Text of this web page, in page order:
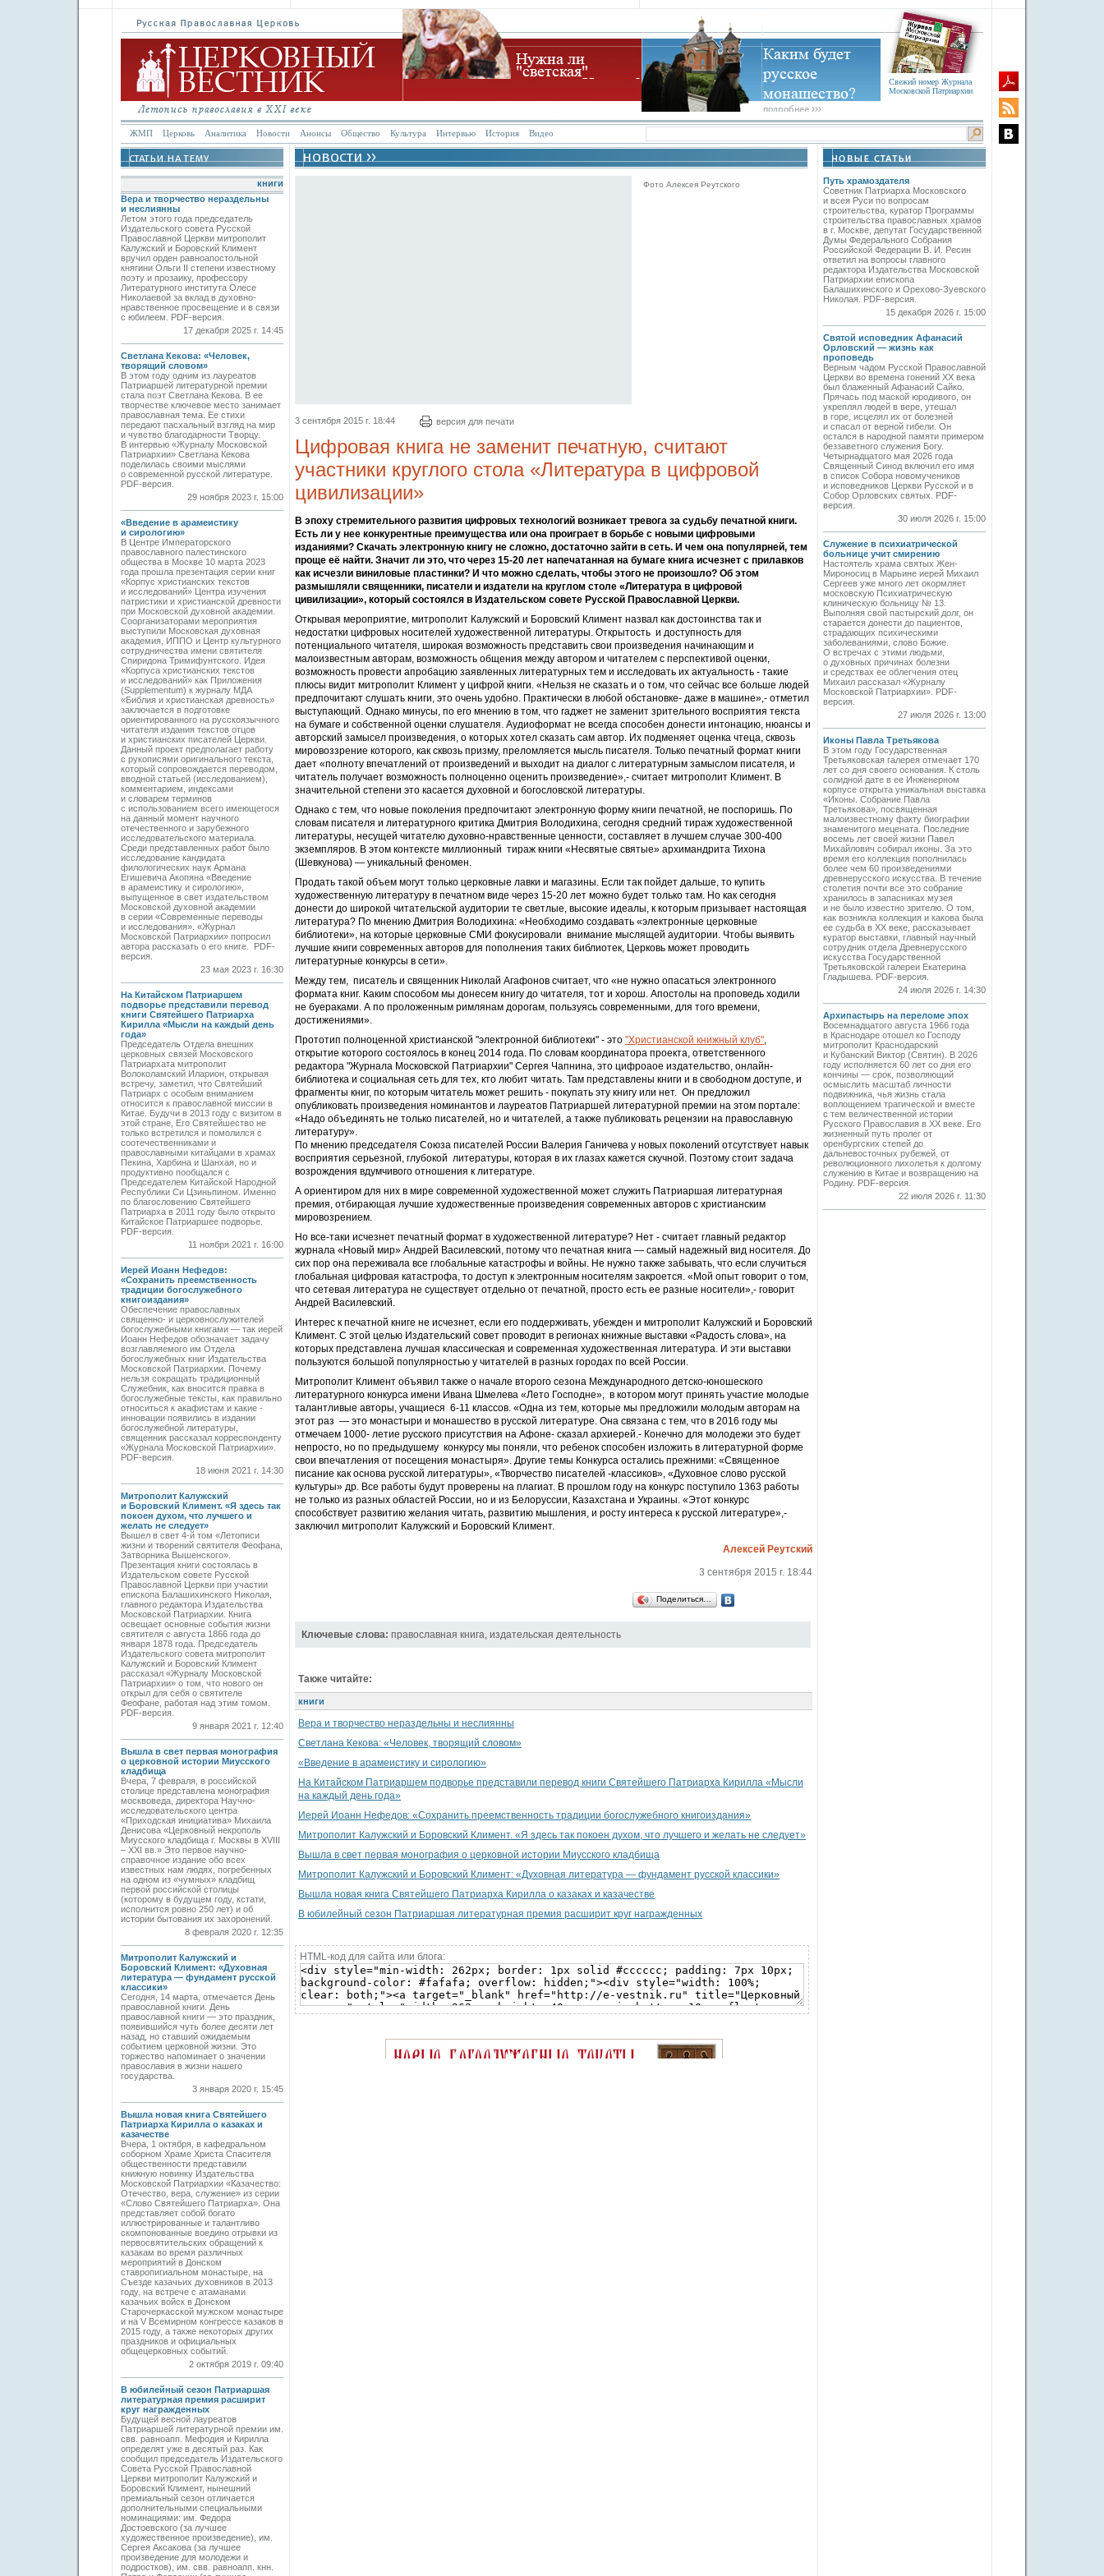
Свежий номер Журнала
Московской Патриархии
ЖМП Церковь Аналитика Новости Анонсы Общество Культура Интервью История Видео
книги
Вера и творчество нераздельны
и неслиянны
Летом этого года председатель
Издательского совета Русской
Православной Церкви митрополит
Калужский и Боровский Климент
вручил орден равноапостольной
княгини Ольги II степени известному
поэту и прозаику, профессору
Литературного института Олесе
Николаевой за вклад в духовно-
нравственное просвещение и в связи
с юбилеем. PDF-версия.
17 декабря 2025 г. 14:45
Светлана Кекова: «Человек,
творящий словом»
В этом году одним из лауреатов
Патриаршей литературной премии
стала поэт Светлана Кекова. В ее
творчестве ключевое место занимает
православная тема. Ее стихи
передают пасхальный взгляд на мир
и чувство благодарности Творцу.
В интервью «Журналу Московской
Патриархии» Светлана Кекова
поделилась своими мыслями
о современной русской литературе.
PDF-версия.
29 ноября 2023 г. 15:00
«Введение в арамеистику
и сирологию»
В Центре Императорского
православного палестинского
общества в Москве 10 марта 2023
года прошла презентация серии книг
«Корпус христианских текстов
и исследований» Центра изучения
патристики и христианской древности
при Московской духовной академии.
Соорганизаторами мероприятия
выступили Московская духовная
академия, ИППО и Центр культурного
сотрудничества имени святителя
Спиридона Тримифунтского. Идея
«Корпуса христианских текстов
и исследований» как Приложения
(Supplementum) к журналу МДА
«Библия и христианская древность»
заключается в подготовке
ориентированного на русскоязычного
читателя издания текстов отцов
и христианских писателей Церкви.
Данный проект предполагает работу
с рукописями оригинального текста,
который сопровождается переводом,
вводной статьей (исследованием),
комментарием, индексами
и словарем терминов
с использованием всего имеющегося
на данный момент научного
отечественного и зарубежного
исследовательского материала.
Среди представленных работ было
исследование кандидата
филологических наук Армана
Егишевича Акопяна «Введение
в арамеистику и сирологию»,
выпущенное в свет издательством
Московской духовной академии
в серии «Современные переводы
и исследования». «Журнал
Московской Патриархии» попросил
автора рассказать о его книге. PDF-
версия.
23 мая 2023 г. 16:30
На Китайском Патриаршем
подворье представили перевод
книги Святейшего Патриарха
Кирилла «Мысли на каждый день
года»
Председатель Отдела внешних
церковных связей Московского
Патриархата митрополит
Волоколамский Иларион, открывая
встречу, заметил, что Святейший
Патриарх с особым вниманием
относится к православной миссии в
Китае. Будучи в 2013 году с визитом в
этой стране, Его Святейшество не
только встретился и помолился с
соотечественниками и
православными китайцами в храмах
Пекина, Харбина и Шанхая, но и
продуктивно пообщался с
Председателем Китайской Народной
Республики Си Цзиньпином. Именно
по благословению Святейшего
Патриарха в 2011 году было открыто
Китайское Патриаршее подворье.
PDF-версия.
11 ноября 2021 г. 16:00
Иерей Иоанн Нефедов:
«Сохранить преемственность
традиции богослужебного
книгоиздания»
Обеспечение православных
священно- и церковнослужителей
богослужебными книгами — так иерей
Иоанн Нефедов обозначает задачу
возглавляемого им Отдела
богослужебных книг Издательства
Московской Патриархии. Почему
нельзя сокращать традиционный
Служебник, как вносится правка в
богослужебные тексты, как правильно
относиться к акафистам и какие ­
инновации появились в издании
богослужебной литературы,
священник рассказал корреспонденту
«Журнала Московской Патриархии».
PDF-версия.
18 июня 2021 г. 14:30
Митрополит Калужский
и Боровский Климент. «Я здесь так
покоен духом, что лучшего и
желать не следует»
Вышел в свет 4-й том «Летописи
жизни и творений святителя Феофана,
Затворника Вышенского».
Презентация книги состоялась в
Издательском совете Русской
Православной Церкви при участии
епископа Балашихинского Николая,
главного редактора Издательства
Московской Патриархии. Книга
освещает основные события жизни
святителя с августа 1866 года до
января 1878 года. Председатель
Издательского совета митрополит
Калужский и Боровский Климент
рассказал «Журналу Московской
Патриархии» о том, что нового он
открыл для себя о святителе
Феофане, работая над этим томом.
PDF-версия.
9 января 2021 г. 12:40
Вышла в свет первая монография
о церковной истории Миусского
кладбища
Вчера, 7 февраля, в российской
столице представлена монография
москвоведа, директора Научно-
исследовательского центра
«Приходская инициатива» Михаила
Денисова «Церковный некрополь
Миусского кладбища г. Москвы в XVIII
– XXI вв.» Это первое научно-
справочное издание обо всех
известных нам людях, погребенных
на одном из «чумных» кладбищ
первой российской столицы
(которому в будущем году, кстати,
исполнится ровно 250 лет) и об
истории бытования их захоронений.
8 февраля 2020 г. 12:35
Митрополит Калужский и
Боровский Климент: «Духовная
литература — фундамент русской
классики»
Сегодня, 14 марта, отмечается День
православной книги. День
православной книги — это праздник,
появившийся чуть более десяти лет
назад, но ставший ожидаемым
событием церковной жизни. Это
торжество напоминает о значении
православия в жизни нашего
государства.
3 января 2020 г. 15:45
Вышла новая книга Святейшего
Патриарха Кирилла о казаках и
казачестве
Вчера, 1 октября, в кафедральном
соборном Храме Христа Спасителя
общественности представили
книжную новинку Издательства
Московской Патриархии «Казачество:
Отечество, вера, служение» из серии
«Слово Святейшего Патриарха». Она
представляет собой богато
иллюстрированные и талантливо
скомпонованные воедино отрывки из
первосвятительских обращений к
казакам во время различных
мероприятий в Донском
ставропигиальном монастыре, на
Съезде казачьих духовников в 2013
году, на встрече с атаманами
казачьих войск в Донском
Старочеркасской мужском монастыре
и на V Всемирном конгрессе казаков в
2015 году, а также некоторых других
праздников и официальных
общецерковных событий.
2 октября 2019 г. 09:40
В юбилейный сезон Патриаршая
литературная премия расширит
круг награжденных
Будущей весной лауреатов
Патриаршей литературной премии им.
свв. равноапп. Мефодия и Кирилла
определят уже в десятый раз. Как
сообщил председатель Издательского
Совета Русской Православной
Церкви митрополит Калужский и
Боровский Климент, нынешний
премиальный сезон отличается
дополнительными специальными
номинациями: им. Федора
Достоевского (за лучшее
художественное произведение), им.
Сергея Аксакова (за лучшее
произведение для молодежи и
подростков), им. свв. равноапп. кнн.
Фото Алексея Реутского
3 сентября 2015 г. 18:44 версия для печати
Цифровая книга не заменит печатную, считают
участники круглого стола «Литература в цифровой
цивилизации»
В эпоху стремительного развития цифровых технологий возникает тревога за судьбу печатной книги.
Есть ли у нее конкурентные преимущества или она проиграет в борьбе с новыми цифровыми
изданиями? Скачать электронную книгу не сложно, достаточно зайти в сеть. И чем она популярней, тем
проще её найти. Значит ли это, что через 15-20 лет напечатанная на бумаге книга исчезнет с прилавков
как исчезли виниловые пластинки? И что можно сделать, чтобы этого не произошло? Об этом
размышляли священники, писатели и издатели на круглом столе «Литература в цифровой
цивилизации», который состоялся в Издательском совете Русской Православной Церкви.
Открывая мероприятие, митрополит Калужский и Боровский Климент назвал как достоинства так и
недостатки цифровых носителей художественной литературы. Открытость и доступность для
потенциального читателя, широкая возможность представить свои произведения начинающим и
малоизвестным авторам, возможность общения между автором и читателем с перспективой оценки,
возможность провести апробацию заявленных литературных тем и исследовать их актуальность - такие
плюсы видит митрополит Климент у цифрой книги. «Нельзя не сказать и о том, что сейчас все больше людей
предпочитают слушать книги, это очень удобно. Практически в любой обстановке- даже в машине»,- отметил
выступающий. Однако минусы, по его мнению в том, что гаджет не заменит зрительного восприятия текста
на бумаге и собственной оценки слушателя. Аудиоформат не всегда способен донести интонацию, нюансы и
авторский замысел произведения, о которых хотел сказать сам автор. Их подменяет оценка чтеца, сквозь
мировоззрение которого, как сквозь призму, преломляется мысль писателя. Только печатный формат книги
дает «полноту впечатлений от произведений и выходит на диалог с литературным замыслом писателя, и
читатель получает возможность полноценно оценить произведение»,- считает митрополит Климент. В
значительной степени это касается духовной и богословской литературы.
Однако с тем, что новые поколения предпочитают электронную форму книги печатной, не поспоришь. По
словам писателя и литературного критика Дмитрия Володихина, сегодня средний тираж художественной
литературы, несущей читателю духовно-нравственные ценности, составляет в лучшем случае 300-400
экземпляров. В этом контексте миллионный тираж книги «Несвятые святые» архимандрита Тихона
(Шевкунова) — уникальный феномен.
Продать такой объем могут только церковные лавки и магазины. Если так пойдет дальше, то купить
художественную литературу в печатном виде через 15-20 лет можно будет только там. Но как сегодня
донести до широкой читательской аудитории те светлые, высокие идеалы, к которым призывает настоящая
литература? По мнению Дмитрия Володихина: «Необходимо создавать «электронные церковные
библиотеки», на которые церковные СМИ фокусировали внимание мыслящей аудитории. Чтобы выявить
лучшие книги современных авторов для пополнения таких библиотек, Церковь может проводить
литературные конкурсы в сети».
Между тем, писатель и священник Николай Агафонов считает, что «не нужно опасаться электронного
формата книг. Каким способом мы донесем книгу до читателя, тот и хорош. Апостолы на проповедь ходили
не буераками. А по проложенным римлянам дорогам, пользуясь современными, для того времени,
достижениями».
Прототип полноценной христианской "электронной библиотеки" - это "Христианской книжный клуб",
открытие которого состоялось в конец 2014 года. По словам координатора проекта, ответственного
редактора "Журнала Московской Патриархии" Сергея Чапнина, это цифроаое издательство, онлайн-
библиотека и социальная сеть для тех, кто любит читать. Там представлены книги и в свободном доступе, и
фрагменты книг, по которым читатель может решить - покупать эту книгу или нет. Он предложил
опубликовать произведения номинантов и лауреатов Патриаршей литературной премии на этом портале:
«Надо объединять не только писателей, но и читателей, а также публиковать рецензии на православную
литературу».
По мнению председателя Союза писателей России Валерия Ганичева у новых поколений отсутствует навык
восприятия серьезной, глубокой литературы, которая в их глазах кажется скучной. Поэтому стоит задача
возрождения вдумчивого отношения к литературе.
А ориентиром для них в мире современной художественной может служить Патриаршая литературная
премия, отбирающая лучшие художественные произведения современных авторов с христианским
мировозрением.
Но все-таки исчезнет печатный формат в художественной литературе? Нет - считает главный редактор
журнала «Новый мир» Андрей Василевский, потому что печатная книга — самый надежный вид носителя. До
сих пор она переживала все глобальные катастрофы и войны. Не нужно также забывать, что если случиться
глобальная цифровая катастрофа, то доступ к электронным носителям закроется. «Мой опыт говорит о том,
что сетевая литература не существует отдельно от печатной, просто есть ее разные носители»,- говорит
Андрей Василевский.
Интерес к печатной книге не исчезнет, если его поддерживать, убежден и митрополит Калужский и Боровский
Климент. С этой целью Издательский совет проводит в регионах книжные выставки «Радость слова», на
которых представлена лучшая классическая и современная художественная литература. И эти выставки
пользуются большой популярностью у читателей в разных городах по всей России.
Митрополит Климент объявил также о начале второго сезона Международного детско-юношеского
литературного конкурса имени Ивана Шмелева «Лето Господне», в котором могут принять участие молодые
талантливые авторы, учащиеся 6-11 классов. «Одна из тем, которые мы предложили молодым авторам на
этот раз — это монастыри и монашество в русской литературе. Она связана с тем, что в 2016 году мы
отмечаем 1000- летие русского присутствия на Афоне- сказал архиерей.- Конечно для молодежи это будет
непросто, но по предыдушему конкурсу мы поняли, что ребенок способен изложить в литературной форме
свои впечатления от посещения монастыря». Другие темы Конкурса остались прежними: «Священное
писание как основа русской литературы», «Творчество писателей -классиков», «Духовное слово русской
культуры» др. Все работы будут проверены на плагиат. В прошлом году на конкурс поступило 1363 работы
не только из разных областей России, но и из Белоруссии, Казахстана и Украины. «Этот конкурс
способствует развитию желания читать, развитию мышления, и росту интереса к русской литературе»,-
заключил митрополит Калужский и Боровский Климент.
Алексей Реутский
3 сентября 2015 г. 18:44
Поделиться…
Ключевые слова: православная книга, издательская деятельность
Также читайте:
книги
Вера и творчество нераздельны и неслиянны
Светлана Кекова: «Человек, творящий словом»
«Введение в арамеистику и сирологию»
На Китайском Патриаршем подворье представили перевод книги Святейшего Патриарха Кирилла «Мысли
на каждый день года»
Иерей Иоанн Нефедов: «Сохранить преемственность традиции богослужебного книгоиздания»
Митрополит Калужский и Боровский Климент. «Я здесь так покоен духом, что лучшего и желать не следует»
Вышла в свет первая монография о церковной истории Миусского кладбища
Митрополит Калужский и Боровский Климент: «Духовная литература — фундамент русской классики»
Вышла новая книга Святейшего Патриарха Кирилла о казаках и казачестве
В юбилейный сезон Патриаршая литературная премия расширит круг награжденных
HTML-код для сайта или блога:
Путь храмоздателя
Советник Патриарха Московского
и всея Руси по вопросам
строительства, куратор Программы
строительства православных храмов
в г. Москве, депутат Государственной
Думы Федерального Собрания
Российской Федерации В. И. Ресин
ответил на вопросы главного
редактора Издательства Московской
Патриархии епископа
Балашихинского и Орехово-Зуевского
Николая. PDF-версия.
15 декабря 2026 г. 15:00
Святой исповедник Афанасий
Орловский — жизнь как
проповедь
Верным чадом Русской Православной
Церкви во времена гонений XX века
был блаженный Афанасий Сайко.
Прячась под маской юродивого, он
укреплял людей в вере, утешал
в горе, исцелял их от болезней
и спасал от верной гибели. Он
остался в народной памяти примером
беззаветного служения Богу.
Четырнадцатого мая 2026 года
Священный Синод включил его имя
в список Собора новомучеников
и исповедников Церкви Русской и в
Собор Орловских святых. PDF-
версия.
30 июля 2026 г. 15:00
Служение в психиатрической
больнице учит смирению
Настоятель храма святых Жен-
Мироносиц в Марьине иерей Михаил
Сергеев уже много лет окормляет
московскую Психиатрическую
клиническую больницу № 13.
Выполняя свой пастырский долг, он
старается донести до пациентов,
страдающих психическими
заболеваниями, слово Божие.
О встречах с этими людьми,
о духовных причинах болезни
и средствах ее облегчения отец
Михаил рассказал «Журналу
Московской Патриархии». PDF-
версия.
27 июля 2026 г. 13:00
Иконы Павла Третьякова
В этом году Государственная
Третьяковская галерея отмечает 170
лет со дня своего основания. К столь
солидной дате в ее Инженерном
корпусе открыта уникальная выставка
«Иконы. Собрание Павла
Третьякова», посвященная
малоизвестному факту биографии
знаменитого мецената. Последние
восемь лет своей жизни Павел
Михайлович собирал иконы. За это
время его коллекция пополнилась
более чем 60 произведениями
древнерусского искусства. В течение
столетия почти все это собрание
хранилось в запасниках музея
и не было известно зрителю. О том,
как возникла коллекция и какова была
ее судьба в ХХ веке, рассказывает
куратор выставки, главный научный
сотрудник отдела Древнерусского
искусства Государственной
Третьяковской галереи Екатерина
Гладышева. PDF-версия.
24 июля 2026 г. 14:30
Архипастырь на переломе эпох
Восемнадцатого августа 1966 года
в Краснодаре отошел ко Господу
митрополит Краснодарский
и Кубанский Виктор (Святин). В 2026
году исполняется 60 лет со дня его
кончины — срок, позволяющий
осмыслить масштаб личности
подвижника, чья жизнь стала
воплощением трагической и вместе
с тем величественной истории
Русского Православия в XX веке. Его
жизненный путь пролег от
оренбургских степей до
дальневосточных рубежей, от
революционного лихолетья к долгому
служению в Китае и возвращению на
Родину. PDF-версия.
22 июля 2026 г. 11:30